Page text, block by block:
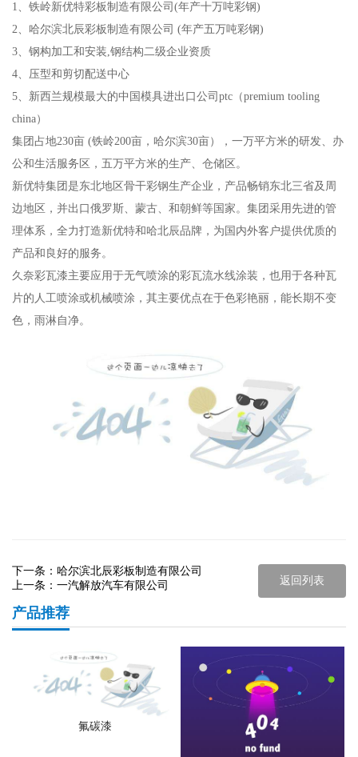
1、铁岭新优特彩板制造有限公司(年产十万吨彩钢)
2、哈尔滨北辰彩板制造有限公司 (年产五万吨彩钢)
3、钢构加工和安装,钢结构二级企业资质
4、压型和剪切配送中心
5、新西兰规模最大的中国模具进出口公司ptc（premium tooling
china）
集团占地230亩 (铁岭200亩，哈尔滨30亩），一万平方米的研发、办
公和生活服务区，五万平方米的生产、仓储区。
新优特集团是东北地区骨干彩钢生产企业，产品畅销东北三省及周
边地区，并出口俄罗斯、蒙古、和朝鲜等国家。集团采用先进的管
理体系，全力打造新优特和哈北辰品牌，为国内外客户提供优质的
产品和良好的服务。
久奈彩瓦漆主要应用于无气喷涂的彩瓦流水线涂装，也用于各种瓦
片的人工喷涂或机械喷涂，其主要优点在于色彩艳丽，能长期不变
色，雨淋自净。
下一条： 哈尔滨北辰彩板制造有限公司
上一条： 一汽解放汽车有限公司 返回列表
产品推荐
氟碳漆